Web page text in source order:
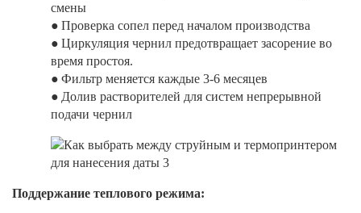
смены
● Проверка сопел перед началом производства
● Циркуляция чернил предотвращает засорение во
время простоя.
● Фильтр меняется каждые 3-6 месяцев
● Долив растворителей для систем непрерывной
подачи чернил
Поддержание теплового режима: